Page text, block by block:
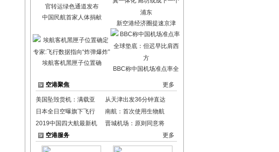
中国民航首家人体捐献
新空港经济圈提速京津
埃航客机黑匣子位置确
BBC称中国机场准点率全
空港聚焦 更多
美国坠毁货机：满载亚
从天津出发36分钟直达
日本全日空曝旗下飞行
南航：首次使用生物航
2019中国四大航最新机
晋城机场：原则同意将
空港服务
更多